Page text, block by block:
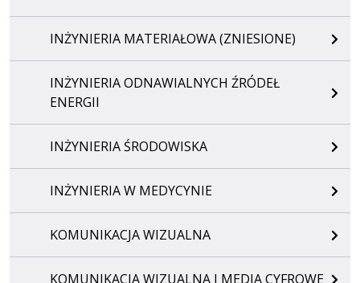
INŻYNIERIA MATERIAŁOWA (ZNIESIONE)
INŻYNIERIA ODNAWIALNYCH ŹRÓDEŁ
ENERGII
INŻYNIERIA ŚRODOWISKA
INŻYNIERIA W MEDYCYNIE
KOMUNIKACJA WIZUALNA
KOMUNIKACJA WIZUALNA I MEDIA CYFROWE